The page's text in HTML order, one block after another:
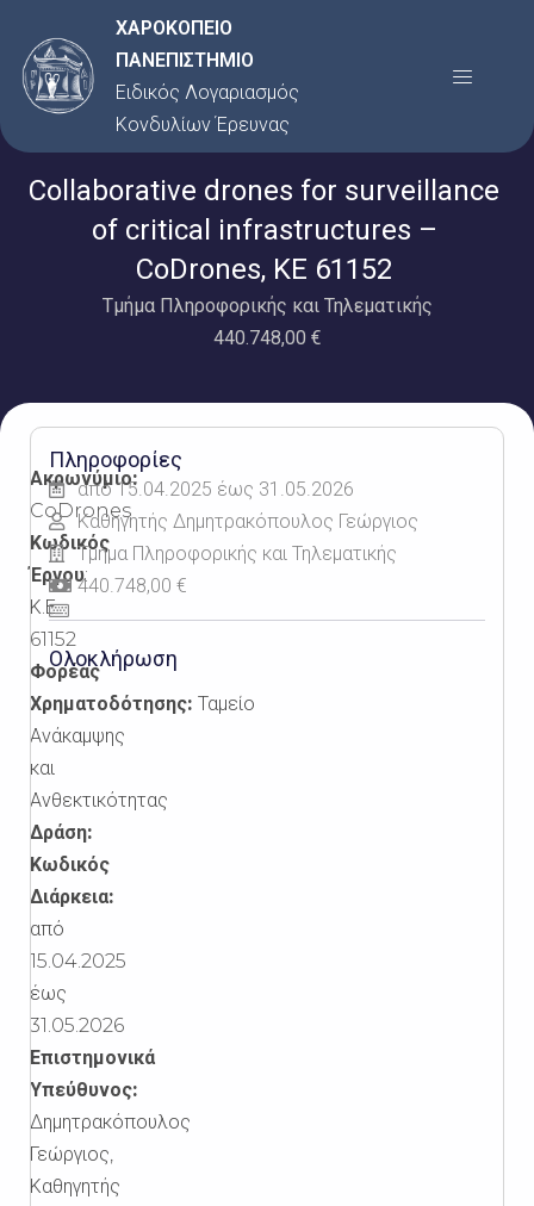
στο
περιεχόμενο
ΧΑΡΟΚΟΠΕΙΟ
ΠΑΝΕΠΙΣΤΗΜΙΟ
Ειδικός Λογαριασμός
Κονδυλίων Έρευνας
Menu
Collaborative drones for surveillance
of critical infrastructures –
CoDrones, KE 61152
Τμήμα Πληροφορικής και Τηλεματικής
440.748,00 €
Ακρωνύμιο:
CoDrones
Κωδικός
Έργου:
Κ.Ε.
61152
Φορέας
Χρηματοδότησης: Ταμείο
Ανάκαμψης
και
Ανθεκτικότητας
Δράση:
Κωδικός
Διάρκεια:
από
15.04.2025
έως
31.05.2026
Επιστημονικά
Υπεύθυνος:
Δημητρακόπουλος
Γεώργιος,
Καθηγητής
Πληροφορίες
από 15.04.2025 έως 31.05.2026
Καθηγητής Δημητρακόπουλος Γεώργιος
Τμήμα Πληροφορικής και Τηλεματικής
440.748,00 €
Ολοκλήρωση